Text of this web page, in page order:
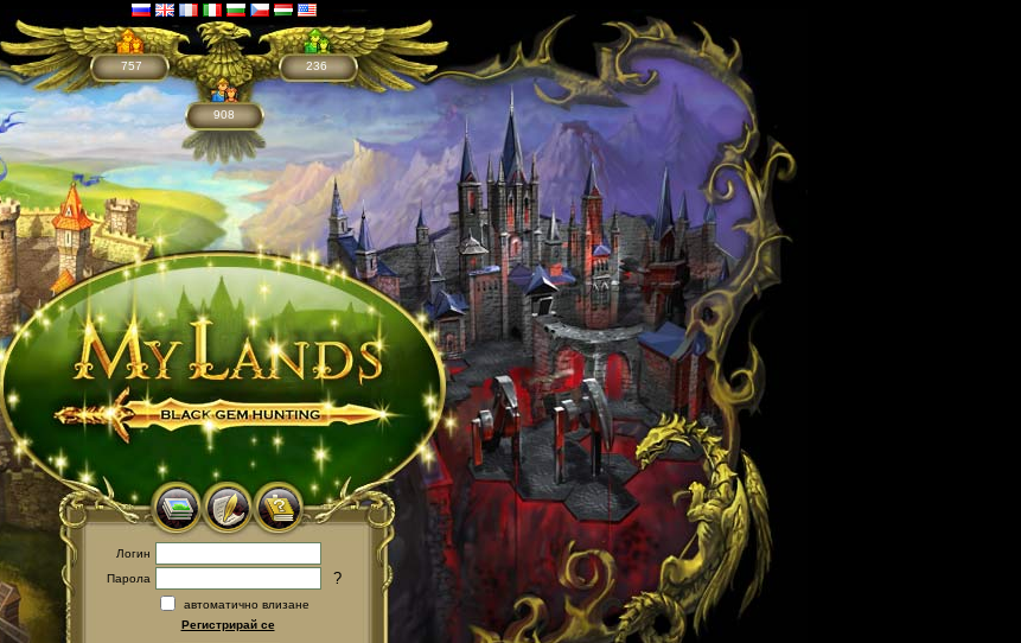
757
908
236
Логин
Парола
?
автоматично влизане
Регистрирай се